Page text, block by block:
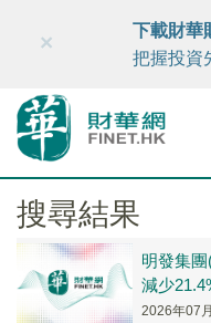
財華智庫網
×
下載財華
把握投資
搜尋結果
明發集
減少
2026年07